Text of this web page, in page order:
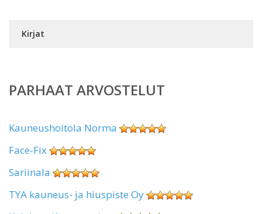
Kirjat
PARHAAT ARVOSTELUT
Kauneushoitola Norma
Face-Fix
Sariinala
TYA kauneus- ja hiuspiste Oy